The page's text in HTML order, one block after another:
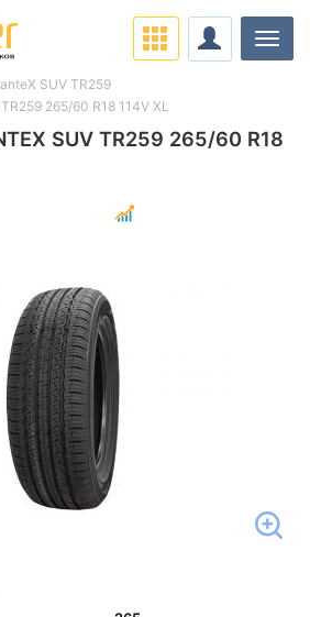
SUV TR259 265/60 R18
SUV TR259
265/60 R18 114V XL